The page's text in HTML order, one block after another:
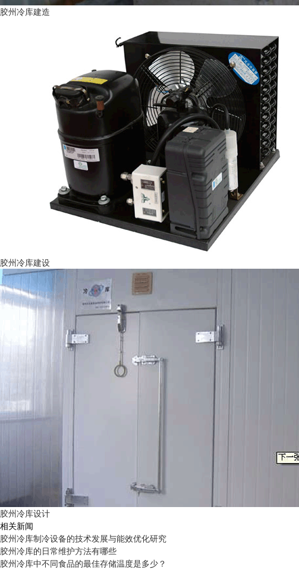
胶州冷库建造
胶州冷库建设
胶州冷库设计
相关新闻
胶州冷库制冷设备的技术发展与能效优化研究
胶州冷库的日常维护方法有哪些
胶州冷库中不同食品的最佳存储温度是多少？